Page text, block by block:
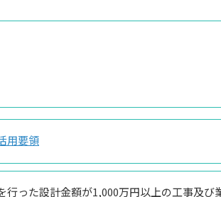
用要領
行った設計金額が1,000万円以上の工事及び